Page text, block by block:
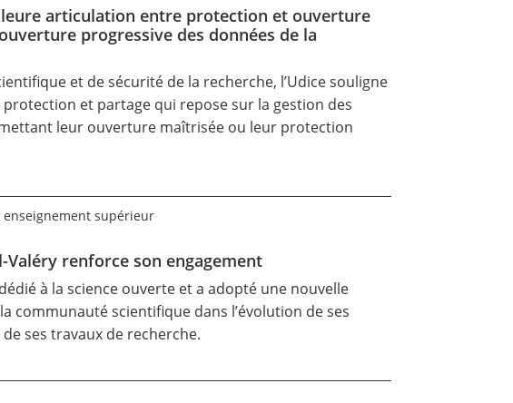
articulation entre protection et ouverture
progressive des données de la
et de sécurité de la recherche, l’Udice souligne
et partage qui repose sur la gestion des
leur ouverture maîtrisée ou leur protection
enseignement supérieur
Valéry renforce son engagement
à la science ouverte et a adopté une nouvelle
communauté scientifique dans l’évolution de ses
ses travaux de recherche.